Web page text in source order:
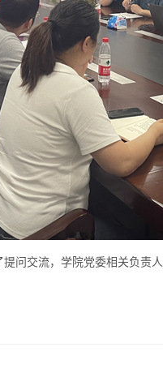
问交流，学院党委相关负责